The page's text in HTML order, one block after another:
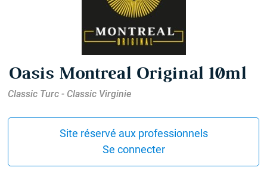
Oasis Montreal Original 10ml
Classic Turc - Classic Virginie
Site réservé aux professionnels
Se connecter